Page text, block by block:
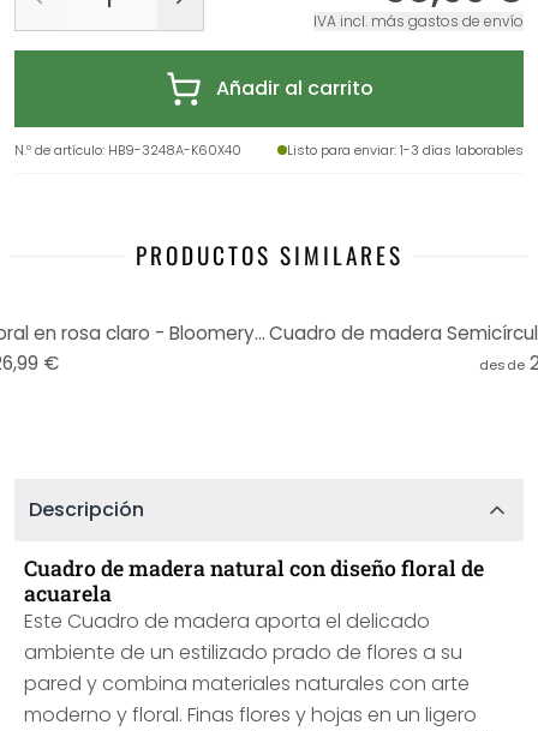
IVA incl. más gastos de envío
Añadir al carrito
N.º de artículo: HB9-3248A-K60X40 Listo para enviar: 1-3 días laborables
PRODUCTOS SIMILARES
Cuadro de madera Pradera floral en rosa claro - Bloomery Decor - Redondo
€
desde
Descripción
Cuadro de madera natural con diseño floral de
acuarela
Este Cuadro de madera aporta el delicado
ambiente de un estilizado prado de flores a su
pared y combina materiales naturales con arte
moderno y floral. Finas flores y hojas en un ligero